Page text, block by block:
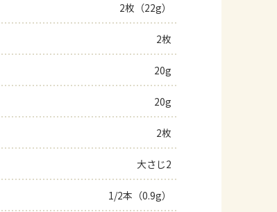
コンテンツ
レシピ
トーク
よくあるお問い合わせ
AJINOMOTO PARK とは
2枚（22g）
2枚
20g
20g
2枚
大さじ2
1/2本（0.9g）